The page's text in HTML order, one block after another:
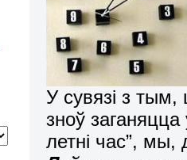
У сувязі з
зноў
летні час”, мы,